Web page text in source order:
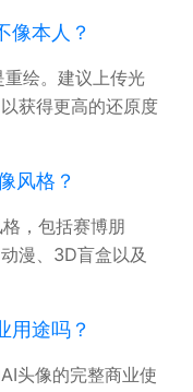
像本人？
绘。建议上传光
获得更高的还原度
风格？
，包括赛博朋
漫、3D盲盒以及
用途吗？
头像的完整商业使